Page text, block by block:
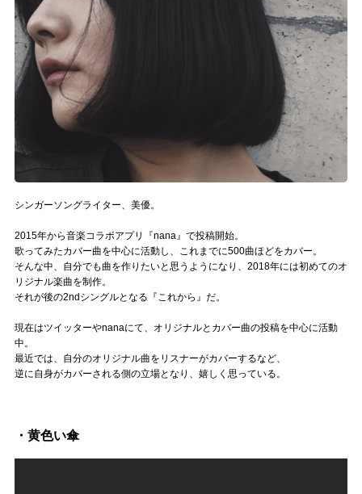
LINK
muevoクラウドファンディング
muevoコミュニティ
ぶいクラ！by muevo
ぶいコミュ！by muevo
Follow us
Official SNS
シンガーソングライター、美優。
2015年から音楽コラボアプリ『nana』で投稿開始。
歌ってみたカバー曲を中心に活動し、これまでに500曲ほどをカバー。
そんな中、自分でも曲を作りたいと思うようになり、2018年には初めてのオ
リジナル楽曲を制作。
それが後の2ndシングルとなる『これから』だ。
現在はツイッターやnanaにて、オリジナルとカバー曲の投稿を中心に活動
中。
最近では、自分のオリジナル曲をリスナーがカバーするなど、
逆に自身がカバーされる側の立場となり、嬉しく思っている。
・黄色い傘